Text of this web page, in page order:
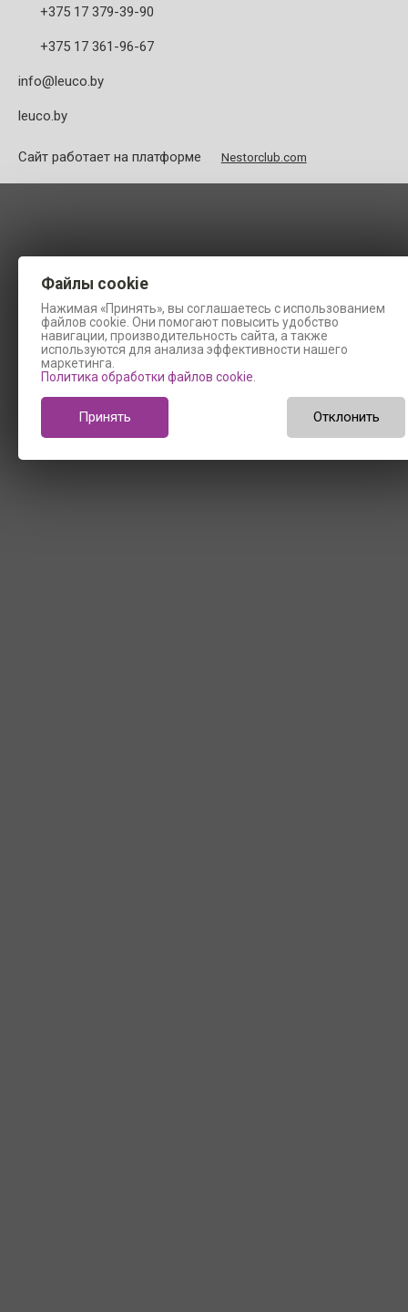
+375 17 379-39-90
+375 17 361-96-67
info@leuco.by
leuco.by
Сайт работает на платформе Nestorclub.com
Файлы cookie
Нажимая «Принять», вы соглашаетесь с использованием
файлов cookie. Они помогают повысить удобство
навигации, производительность сайта, а также
используются для анализа эффективности нашего
маркетинга.
Политика обработки файлов cookie
Принять Отклонить